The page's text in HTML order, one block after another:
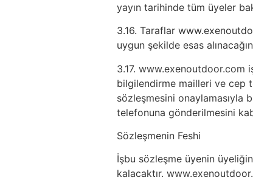
yayın tarihinde tüm üyeler
3.16. Taraflar
uygun şekilde esas
3.17. www.exenoutdoor.com
bilgilendirme mailleri ve cep
sözleşmesini onaylamasıyla
telefonuna gönderilmesini
Sözleşmenin Feshi
İşbu sözleşme üyenin
kalacaktır.